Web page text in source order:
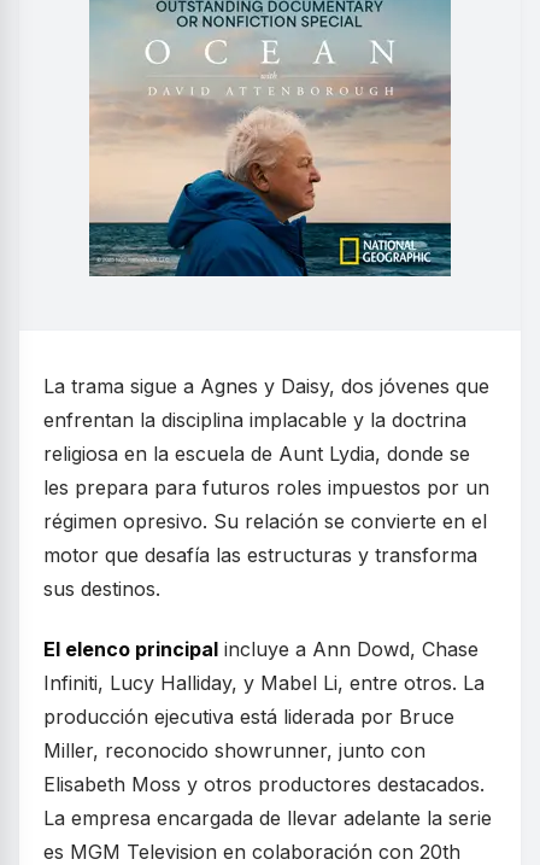
La trama sigue a Agnes y Daisy, dos jóvenes que
enfrentan la disciplina implacable y la doctrina
religiosa en la escuela de Aunt Lydia, donde se
les prepara para futuros roles impuestos por un
régimen opresivo. Su relación se convierte en el
motor que desafía las estructuras y transforma
sus destinos.
El elenco principal incluye a Ann Dowd, Chase
Infiniti, Lucy Halliday, y Mabel Li, entre otros. La
producción ejecutiva está liderada por Bruce
Miller, reconocido showrunner, junto con
Elisabeth Moss y otros productores destacados.
La empresa encargada de llevar adelante la serie
es MGM Television en colaboración con 20th